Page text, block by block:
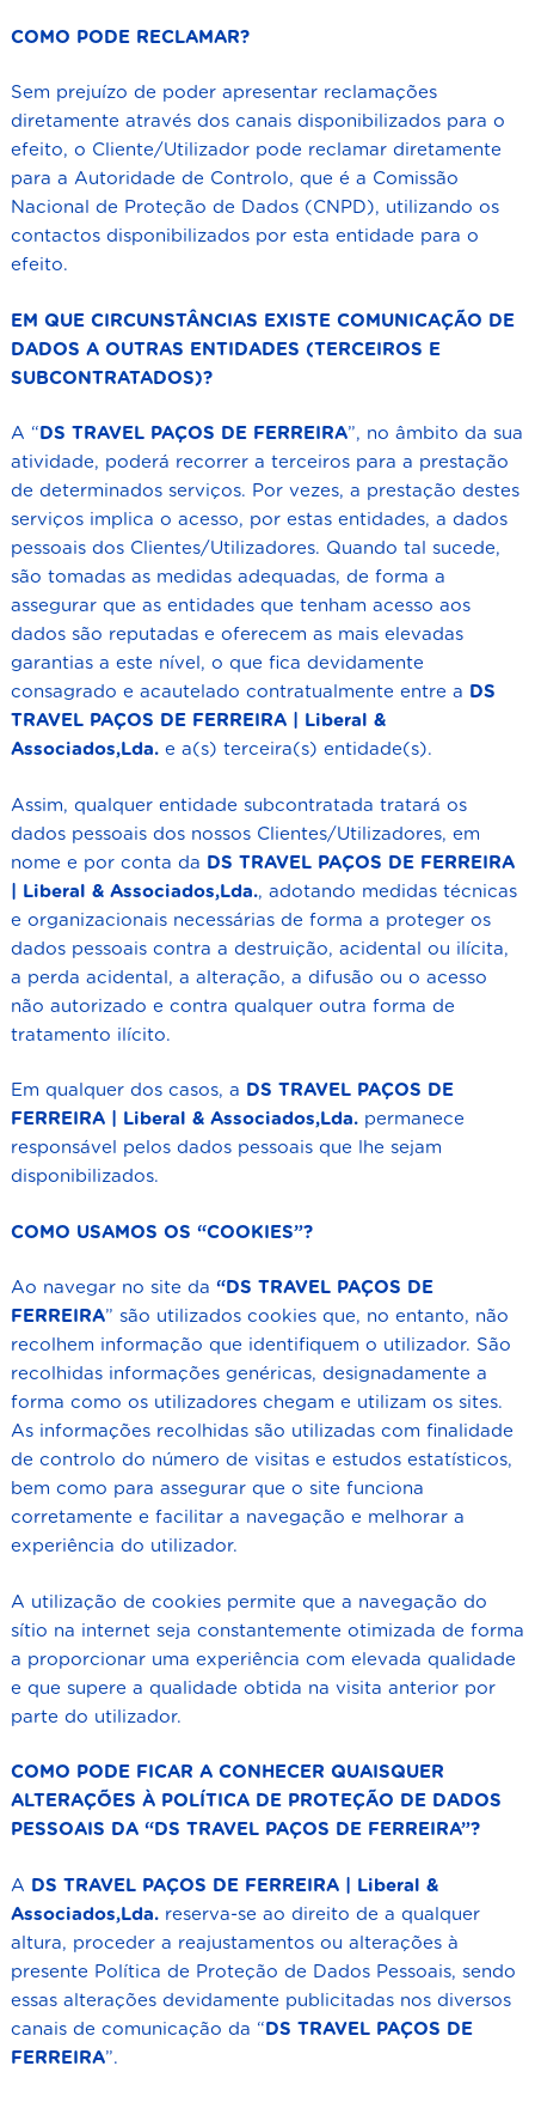
COMO PODE RECLAMAR?
Sem prejuízo de poder apresentar reclamações
diretamente através dos canais disponibilizados para o
efeito, o Cliente/Utilizador pode reclamar diretamente
para a Autoridade de Controlo, que é a Comissão
Nacional de Proteção de Dados (CNPD), utilizando os
contactos disponibilizados por esta entidade para o
efeito.
EM QUE CIRCUNSTÂNCIAS EXISTE COMUNICAÇÃO DE
DADOS A OUTRAS ENTIDADES (TERCEIROS E
SUBCONTRATADOS)?
A “DS TRAVEL PAÇOS DE FERREIRA”, no âmbito da sua
atividade, poderá recorrer a terceiros para a prestação
de determinados serviços. Por vezes, a prestação destes
serviços implica o acesso, por estas entidades, a dados
pessoais dos Clientes/Utilizadores. Quando tal sucede,
são tomadas as medidas adequadas, de forma a
assegurar que as entidades que tenham acesso aos
dados são reputadas e oferecem as mais elevadas
garantias a este nível, o que fica devidamente
consagrado e acautelado contratualmente entre a DS
TRAVEL PAÇOS DE FERREIRA | Liberal &
Associados,Lda. e a(s) terceira(s) entidade(s).
Assim, qualquer entidade subcontratada tratará os
dados pessoais dos nossos Clientes/Utilizadores, em
nome e por conta da DS TRAVEL PAÇOS DE FERREIRA
| Liberal & Associados,Lda., adotando medidas técnicas
e organizacionais necessárias de forma a proteger os
dados pessoais contra a destruição, acidental ou ilícita,
a perda acidental, a alteração, a difusão ou o acesso
não autorizado e contra qualquer outra forma de
tratamento ilícito.
Em qualquer dos casos, a DS TRAVEL PAÇOS DE
FERREIRA | Liberal & Associados,Lda. permanece
responsável pelos dados pessoais que lhe sejam
disponibilizados.
COMO USAMOS OS “COOKIES”?
Ao navegar no site da “DS TRAVEL PAÇOS DE
FERREIRA” são utilizados cookies que, no entanto, não
recolhem informação que identifiquem o utilizador. São
recolhidas informações genéricas, designadamente a
forma como os utilizadores chegam e utilizam os sites.
As informações recolhidas são utilizadas com finalidade
de controlo do número de visitas e estudos estatísticos,
bem como para assegurar que o site funciona
corretamente e facilitar a navegação e melhorar a
experiência do utilizador.
A utilização de cookies permite que a navegação do
sítio na internet seja constantemente otimizada de forma
a proporcionar uma experiência com elevada qualidade
e que supere a qualidade obtida na visita anterior por
parte do utilizador.
COMO PODE FICAR A CONHECER QUAISQUER
ALTERAÇÕES À POLÍTICA DE PROTEÇÃO DE DADOS
PESSOAIS DA “DS TRAVEL PAÇOS DE FERREIRA”?
A DS TRAVEL PAÇOS DE FERREIRA | Liberal &
Associados,Lda.reserva-se ao direito de a qualquer
altura, proceder a reajustamentos ou alterações à
presente Política de Proteção de Dados Pessoais, sendo
essas alterações devidamente publicitadas nos diversos
canais de comunicação da “ DS TRAVEL PAÇOS DE
FERREIRA”.